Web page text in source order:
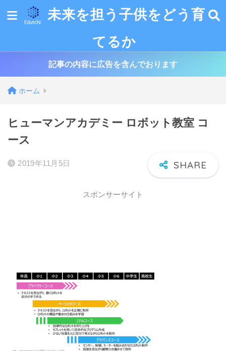
未来を担う子供をどう育
てるか
記事の内容に広告を含んでおります
ホーム
ヒューマンアカデミー ロボット教室 コ
ース
2019年11月5日
スポンサーサイト